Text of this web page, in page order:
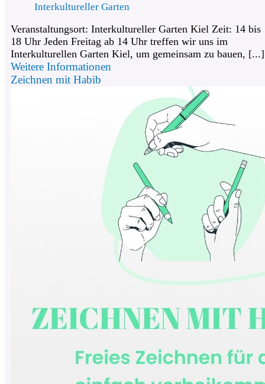
Interkultureller Garten
Veranstaltungsort: Interkultureller Garten Kiel Zeit: 14 bis
18 Uhr Jeden Freitag ab 14 Uhr treffen wir uns im
Interkulturellen Garten Kiel, um gemeinsam zu bauen, [...]
Weitere Informationen
Zeichnen mit Habib